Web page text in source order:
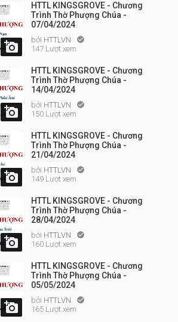

HTTL KINGSGROVE - Chương
Trình Thờ Phượng Chúa -
07/04/2024
bởi HTTLVN 
147 Lượt xem

HTTL KINGSGROVE - Chương
Trình Thờ Phượng Chúa -
14/04/2024
bởi HTTLVN 
150 Lượt xem

HTTL KINGSGROVE - Chương
Trình Thờ Phượng Chúa -
21/04/2024
bởi HTTLVN 
149 Lượt xem

HTTL KINGSGROVE - Chương
Trình Thờ Phượng Chúa -
28/04/2024
bởi HTTLVN 
160 Lượt xem

HTTL KINGSGROVE - Chương
Trình Thờ Phượng Chúa -
05/05/2024
bởi HTTLVN 
165 Lượt xem